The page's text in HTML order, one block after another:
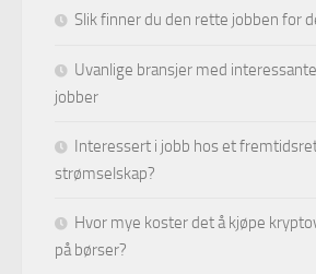
Slik finner du den rette jobben for
Uvanlige bransjer med interessante
jobber
Interessert i jobb hos et
strømselskap?
Hvor mye koster det å kjøpe
på børser?